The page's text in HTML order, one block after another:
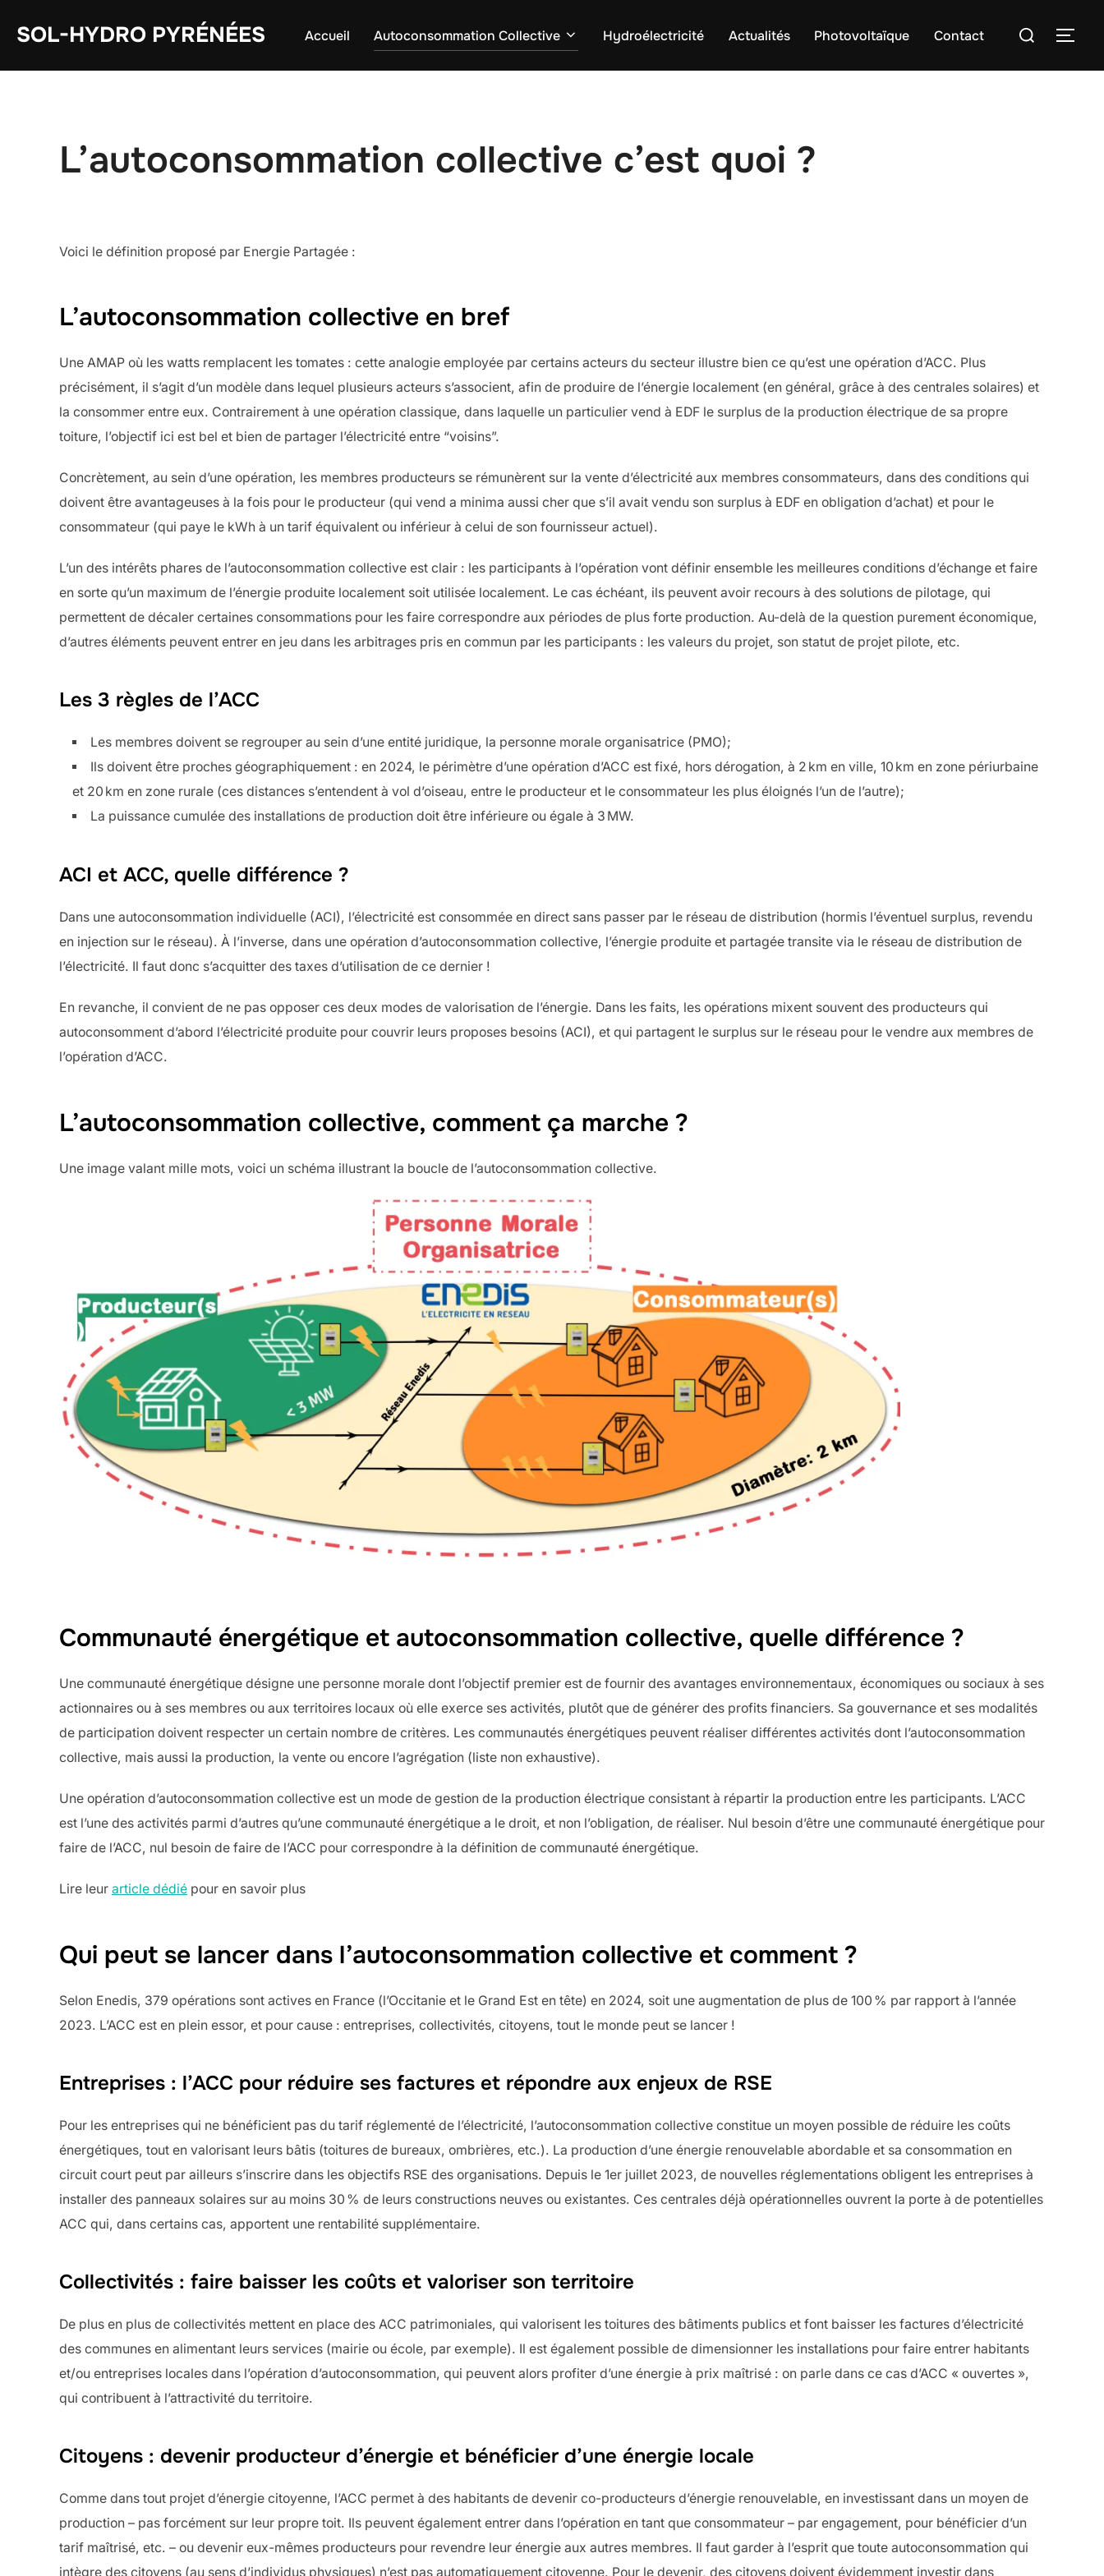
SOL-HYDRO PYRÉNÉES Accueil Autoconsommation Collective Hydroélectricité Actualités Photovoltaïque Contact
Rechercher :
L’autoconsommation collective c’est quoi ?
Voici le définition proposé par Energie Partagée :
L’autoconsommation collective en bref
Une AMAP où les watts remplacent les tomates : cette analogie employée par certains acteurs du secteur illustre bien ce qu’est une opération d’ACC. Plus
précisément, il s’agit d’un modèle dans lequel plusieurs acteurs s’associent, afin de produire de l’énergie localement (en général, grâce à des centrales solaires) et
la consommer entre eux. Contrairement à une opération classique, dans laquelle un particulier vend à EDF le surplus de la production électrique de sa propre
toiture, l’objectif ici est bel et bien de partager l’électricité entre “voisins”.
Concrètement, au sein d’une opération, les membres producteurs se rémunèrent sur la vente d’électricité aux membres consommateurs, dans des conditions qui
doivent être avantageuses à la fois pour le producteur (qui vend a minima aussi cher que s’il avait vendu son surplus à EDF en obligation d’achat) et pour le
consommateur (qui paye le kWh à un tarif équivalent ou inférieur à celui de son fournisseur actuel).
L’un des intérêts phares de l’autoconsommation collective est clair : les participants à l’opération vont définir ensemble les meilleures conditions d’échange et faire
en sorte qu’un maximum de l’énergie produite localement soit utilisée localement. Le cas échéant, ils peuvent avoir recours à des solutions de pilotage, qui
permettent de décaler certaines consommations pour les faire correspondre aux périodes de plus forte production. Au-delà de la question purement économique,
d’autres éléments peuvent entrer en jeu dans les arbitrages pris en commun par les participants : les valeurs du projet, son statut de projet pilote, etc.
Les 3 règles de l’ACC
Les membres doivent se regrouper au sein d’une entité juridique, la personne morale organisatrice (PMO);
Ils doivent être proches géographiquement : en 2024, le périmètre d’une opération d’ACC est fixé, hors dérogation, à 2 km en ville, 10 km en zone périurbaine
et 20 km en zone rurale (ces distances s’entendent à vol d’oiseau, entre le producteur et le consommateur les plus éloignés l’un de l’autre);
La puissance cumulée des installations de production doit être inférieure ou égale à 3 MW.
ACI et ACC, quelle différence ?
Dans une autoconsommation individuelle (ACI), l’électricité est consommée en direct sans passer par le réseau de distribution (hormis l’éventuel surplus, revendu
en injection sur le réseau). À l’inverse, dans une opération d’autoconsommation collective, l’énergie produite et partagée transite via le réseau de distribution de
l’électricité. Il faut donc s’acquitter des taxes d’utilisation de ce dernier !
En revanche, il convient de ne pas opposer ces deux modes de valorisation de l’énergie. Dans les faits, les opérations mixent souvent des producteurs qui
autoconsomment d’abord l’électricité produite pour couvrir leurs proposes besoins (ACI), et qui partagent le surplus sur le réseau pour le vendre aux membres de
l’opération d’ACC.
L’autoconsommation collective, comment ça marche ?
Une image valant mille mots, voici un schéma illustrant la boucle de l’autoconsommation collective.
Communauté énergétique et autoconsommation collective, quelle différence ?
Une communauté énergétique désigne une personne morale dont l’objectif premier est de fournir des avantages environnementaux, économiques ou sociaux à ses
actionnaires ou à ses membres ou aux territoires locaux où elle exerce ses activités, plutôt que de générer des profits financiers. Sa gouvernance et ses modalités
de participation doivent respecter un certain nombre de critères. Les communautés énergétiques peuvent réaliser différentes activités dont l’autoconsommation
collective, mais aussi la production, la vente ou encore l’agrégation (liste non exhaustive).
Une opération d’autoconsommation collective est un mode de gestion de la production électrique consistant à répartir la production entre les participants. L’ACC
est l’une des activités parmi d’autres qu’une communauté énergétique a le droit, et non l’obligation, de réaliser. Nul besoin d’être une communauté énergétique pour
faire de l’ACC, nul besoin de faire de l’ACC pour correspondre à la définition de communauté énergétique.
Lire leur article dédié pour en savoir plus
Qui peut se lancer dans l’autoconsommation collective et comment ?
Selon Enedis, 379 opérations sont actives en France (l’Occitanie et le Grand Est en tête) en 2024, soit une augmentation de plus de 100 % par rapport à l’année
2023. L’ACC est en plein essor, et pour cause : entreprises, collectivités, citoyens, tout le monde peut se lancer !
Entreprises : l’ACC pour réduire ses factures et répondre aux enjeux de RSE
Pour les entreprises qui ne bénéficient pas du tarif réglementé de l’électricité, l’autoconsommation collective constitue un moyen possible de réduire les coûts
énergétiques, tout en valorisant leurs bâtis (toitures de bureaux, ombrières, etc.). La production d’une énergie renouvelable abordable et sa consommation en
circuit court peut par ailleurs s’inscrire dans les objectifs RSE des organisations. Depuis le 1er juillet 2023, de nouvelles réglementations obligent les entreprises à
installer des panneaux solaires sur au moins 30 % de leurs constructions neuves ou existantes. Ces centrales déjà opérationnelles ouvrent la porte à de potentielles
ACC qui, dans certains cas, apportent une rentabilité supplémentaire.
Collectivités : faire baisser les coûts et valoriser son territoire
De plus en plus de collectivités mettent en place des ACC patrimoniales, qui valorisent les toitures des bâtiments publics et font baisser les factures d’électricité
des communes en alimentant leurs services (mairie ou école, par exemple). Il est également possible de dimensionner les installations pour faire entrer habitants
et/ou entreprises locales dans l’opération d’autoconsommation, qui peuvent alors profiter d’une énergie à prix maîtrisé : on parle dans ce cas d’ACC « ouvertes »,
qui contribuent à l’attractivité du territoire.
Citoyens : devenir producteur d’énergie et bénéficier d’une énergie locale
Comme dans tout projet d’énergie citoyenne, l’ACC permet à des habitants de devenir co-producteurs d’énergie renouvelable, en investissant dans un moyen de
production – pas forcément sur leur propre toit. Ils peuvent également entrer dans l’opération en tant que consommateur – par engagement, pour bénéficier d’un
tarif maîtrisé, etc. – ou devenir eux-mêmes producteurs pour revendre leur énergie aux autres membres. Il faut garder à l’esprit que toute autoconsommation qui
intègre des citoyens (au sens d’individus physiques) n’est pas automatiquement citoyenne. Pour le devenir, des citoyens doivent évidemment investir dans